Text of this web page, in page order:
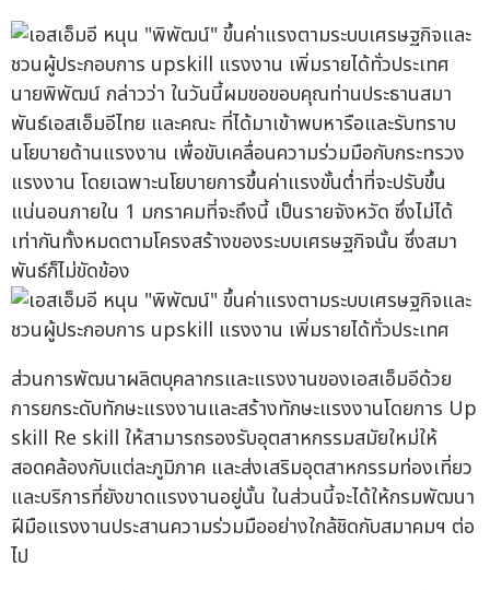
นายพิพัฒน์ กล่าวว่า ในวันนี้ผมขอขอบคุณท่านประธานสมา
พันธ์เอสเอ็มอีไทย และคณะ ที่ได้มาเข้าพบหารือและรับทราบ
นโยบายด้านแรงงาน เพื่อขับเคลื่อนความร่วมมือกับกระทรวง
แรงงาน โดยเฉพาะนโยบายการขึ้นค่าแรงขั้นต่ำที่จะปรับขึ้น
แน่นอนภายใน 1 มกราคมที่จะถึงนี้ เป็นรายจังหวัด ซึ่งไม่ได้
เท่ากันทั้งหมดตามโครงสร้างของระบบเศรษฐกิจนั้น ซึ่งสมา
พันธ์ก็ไม่ขัดข้อง
ส่วนการพัฒนาผลิตบุคลากรและแรงงานของเอสเอ็มอีด้วย
การยกระดับทักษะแรงงานและสร้างทักษะแรงงานโดยการ Up
skill Re skill ให้สามารถรองรับอุตสาหกรรมสมัยใหม่ให้
สอดคล้องกับแต่ละภูมิภาค และส่งเสริมอุตสาหกรรมท่องเที่ยว
และบริการที่ยังขาดแรงงานอยู่นั้น ในส่วนนี้จะได้ให้กรมพัฒนา
ฝีมือแรงงานประสานความร่วมมืออย่างใกล้ชิดกับสมาคมฯ ต่อ
ไป